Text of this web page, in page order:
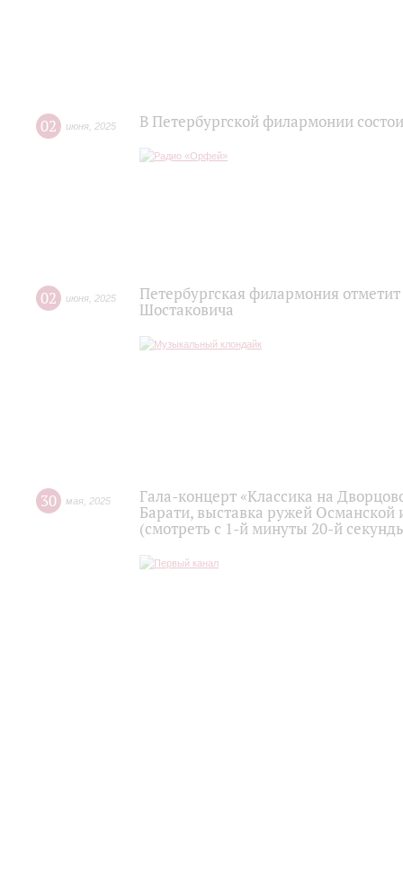
02 июня 2025 В Петербургской филармонии
02 июня 2025
Петербургская филармония
Шостаковича
30 мая 2025
Гала-концерт «Классика на
Барати, выставка ружей
(смотреть с 1-й минуты 20-й